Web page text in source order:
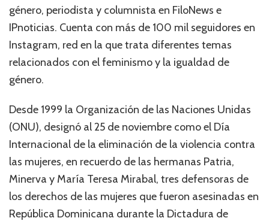
género, periodista y columnista en FiloNews e
IPnoticias. Cuenta con más de 100 mil seguidores en
Instagram, red en la que trata diferentes temas
relacionados con el feminismo y la igualdad de
género.
Desde 1999 la Organización de las Naciones Unidas
(ONU), designó al 25 de noviembre como el Día
Internacional de la eliminación de la violencia contra
las mujeres, en recuerdo de las hermanas Patria,
Minerva y María Teresa Mirabal, tres defensoras de
los derechos de las mujeres que fueron asesinadas en
República Dominicana durante la Dictadura de